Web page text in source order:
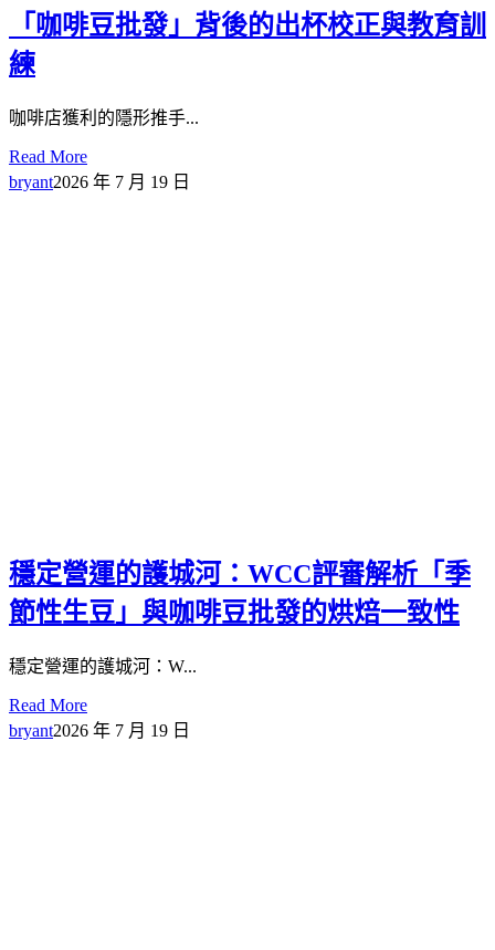
「咖啡豆批發」背後的出杯校正與教育訓
練
咖啡店獲利的隱形推手...
Read More
bryant2026 年 7 月 19 日
穩定營運的護城河：WCC評審解析「季
節性生豆」與咖啡豆批發的烘焙一致性
穩定營運的護城河：W...
Read More
bryant2026 年 7 月 19 日